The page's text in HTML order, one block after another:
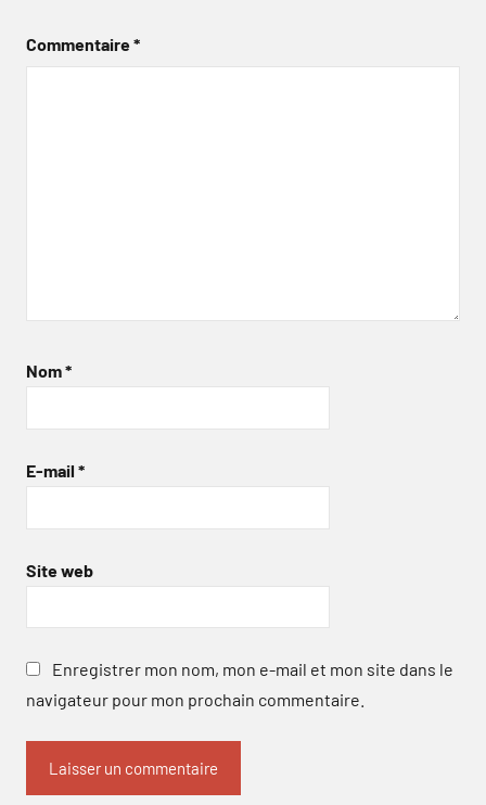
Commentaire*
Nom*
E-mail *
Site web
Enregistrer mon nom, mon e-mail et mon site dans le
navigateur pour mon prochain commentaire.